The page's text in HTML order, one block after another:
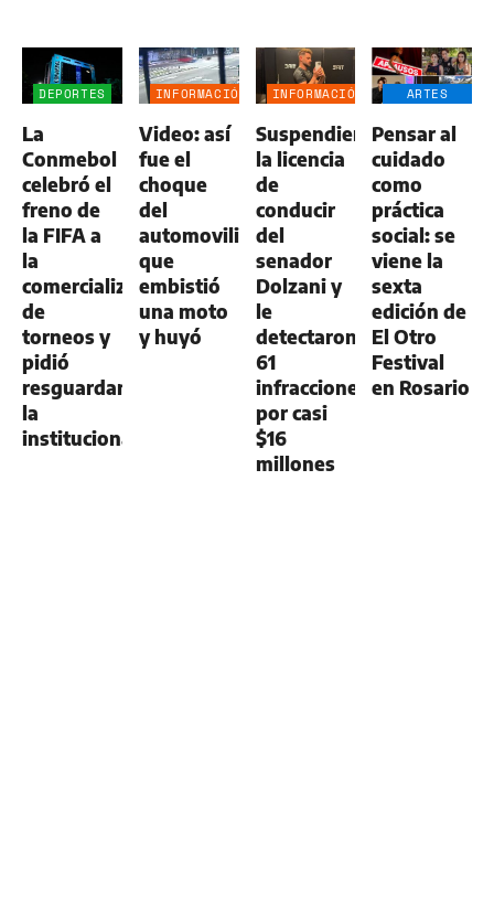
DEPORTES
La
Conmebol
celebró el
freno de
la FIFA a
la
comercialización
de
torneos y
pidió
resguardar
la
institucionalidad
INFORMACIÓN
Video: así
fue el
choque
del
automovilista
que
embistió
una moto
y huyó
INFORMACIÓN
Suspendieron
la licencia
de
conducir
del
senador
Dolzani y
le
detectaron
61
infracciones
por casi
$16
millones
ARTES
Pensar al
cuidado
como
práctica
social: se
viene la
sexta
edición de
El Otro
Festival
en Rosario